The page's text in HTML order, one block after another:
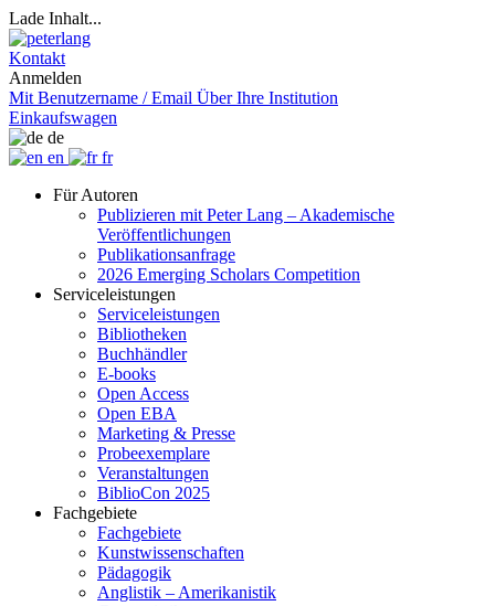
Lade Inhalt...
Kontakt
Anmelden
Mit Benutzername / Email Über Ihre Institution
Einkaufswagen
de
en
fr
Für Autoren
Publizieren mit Peter Lang – Akademische
Veröffentlichungen
Publikationsanfrage
2026 Emerging Scholars Competition
Serviceleistungen
Serviceleistungen
Bibliotheken
Buchhändler
E-books
Open Access
Open EBA
Marketing & Presse
Probeexemplare
Veranstaltungen
BiblioCon 2025
Fachgebiete
Fachgebiete
Kunstwissenschaften
Pädagogik
Anglistik – Amerikanistik